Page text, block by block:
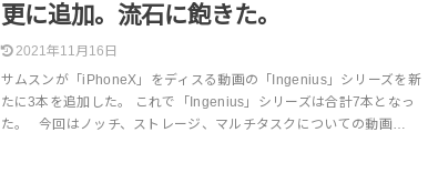
更に追加。流石に飽きた。
2021年11月16日
サムスンが「iPhoneX」をディスる動画の「Ingenius」シリーズを新
たに3本を追加した。 これで「Ingenius」シリーズは合計7本となっ
た。 今回はノッチ、ストレージ、マルチタスクについての動画…